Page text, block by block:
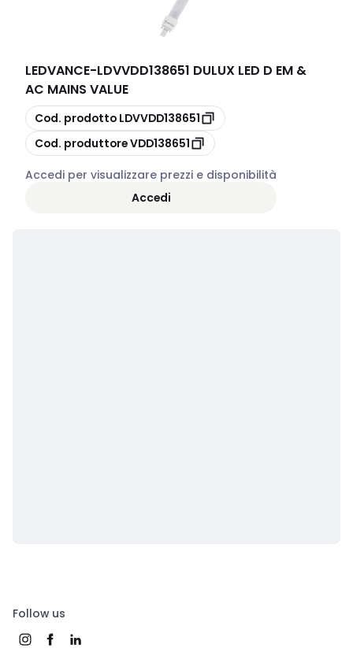
LEDVANCE-LDVVDD138651 DULUX LED D EM &
AC MAINS VALUE
copia
Cod. prodotto LDVVDD138651
copia
Cod. produttoreVDD138651
Accedi per visualizzare prezzi e disponibilità
Accedi
Follow us